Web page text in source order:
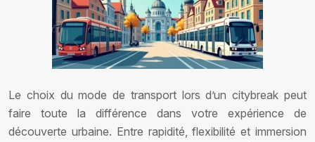
Le choix du mode de transport lors d’un citybreak peut
faire toute la différence dans votre expérience de
découverte urbaine. Entre rapidité, flexibilité et immersion